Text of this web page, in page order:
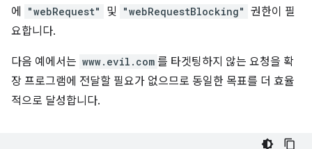
에
"webRequest" 및 "webRequestBlocking" 권한이 필
요합니다.
다음 예에서는 www.evil.com 를 타겟팅하지 않는 요청을 확
장 프로그램에 전달할 필요가 없으므로 동일한 목표를 더 효율
적으로 달성합니다.